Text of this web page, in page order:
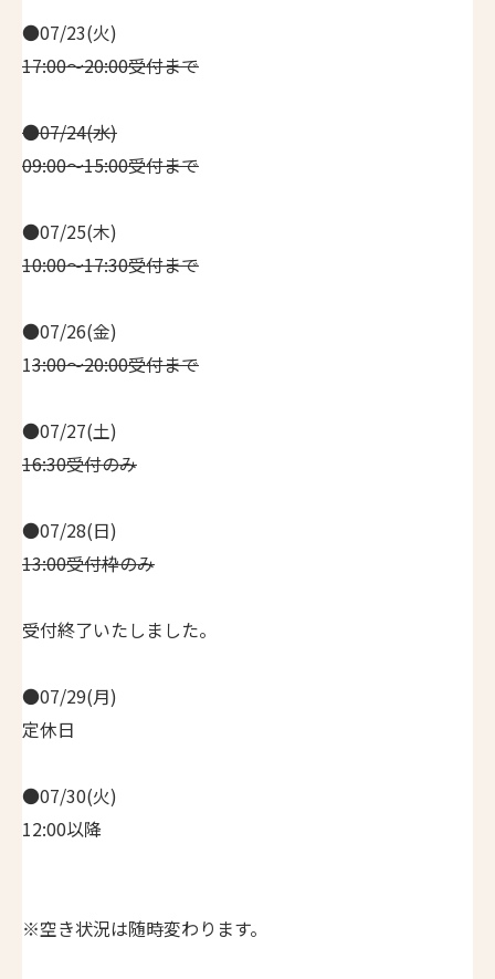
●07/23(火)
17:00～20:00受付まで
●07/24(水)
09:00～15:00受付まで
●07/25(木)
10:00～17:30受付まで
●07/26(金)
13:00～20:00受付まで
●07/27(土)
16:30受付のみ
●07/28(日)
13:00受付枠のみ
受付終了いたしました。
●07/29(月)
定休日
●07/30(火)
12:00以降
※空き状況は随時変わります。